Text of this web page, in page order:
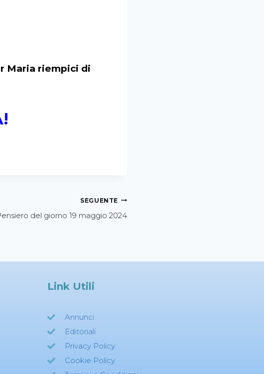
Maria riempici di
SEGUENTE
del giorno 19 maggio 2024
Link Utili
Annunci
Editoriali
Privacy Policy
Cookie Policy